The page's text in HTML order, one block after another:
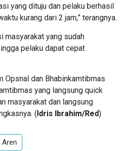
yang dituju dan pelaku berhasil
kurang dari 2 jam,” terangnya.
masyarakat yang sudah
pelaku dapat cepat
Opsnal dan Bhabinkamtibmas
yang langsung quick
masyarakat dan langsung
( Idris Ibrahim/Red)
Aren